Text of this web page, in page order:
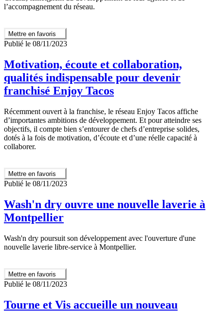
l’accompagnement du réseau.
Mettre en favoris
Publié le 08/11/2023
Motivation, écoute et collaboration,
qualités indispensable pour devenir
franchisé Enjoy Tacos
Récemment ouvert à la franchise, le réseau Enjoy Tacos affiche
d’importantes ambitions de développement. Et pour atteindre ses
objectifs, il compte bien s’entourer de chefs d’entreprise solides,
dotés à la fois de motivation, d’écoute et d’une réelle capacité à
collaborer.
Mettre en favoris
Publié le 08/11/2023
Wash'n dry ouvre une nouvelle laverie à
Montpellier
Wash'n dry poursuit son développement avec l'ouverture d'une
nouvelle laverie libre-service à Montpellier.
Mettre en favoris
Publié le 08/11/2023
Tourne et Vis accueille un nouveau